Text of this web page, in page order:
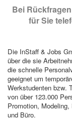
Bei
für Sie
Die InStaff & Jobs
über die sie
die schnelle
geeignet um
Werkstudenten bzw.
von über 123.000
Promotion,
und Büro.